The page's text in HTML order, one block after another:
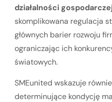
działalności
skomplikowana regulacja
głównych barier rozwoju
ograniczając ich
światowych.
SMEunited wskazuje
determinujące kondycję